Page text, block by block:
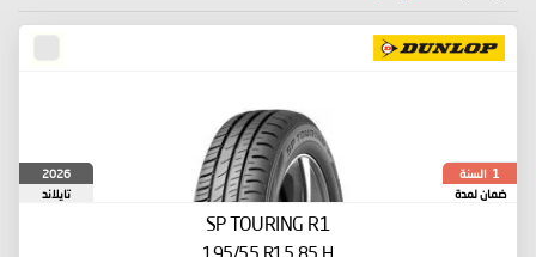
1 السنة
ضمان لمدة
2026
تايلاند
SP TOURING R1
195/55 R15 85 H